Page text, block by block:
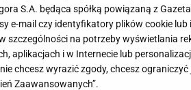
S.A. będąca spółką powiązaną z
e-mail czy identyfikatory plików cookie
szczególności na potrzeby wyświetlania
aplikacjach i w Internecie lub
chcesz wyrazić zgody, chcesz
Zaawansowanych”.